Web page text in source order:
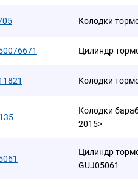
Колодки
Цилиндр
Колодки
Колодки
2015>
Цилиндр
GUJ05061